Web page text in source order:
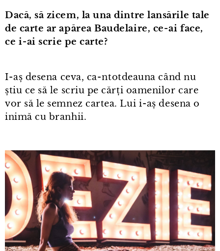
Dacă, să zicem, la una dintre lansările tale
de carte ar apărea Baudelaire, ce⁠-⁠ai face,
ce i⁠-⁠ai scrie pe carte?
I⁠-⁠aș desena ceva, ca⁠-⁠ntotdeauna când nu
știu ce să le scriu pe cărți oamenilor care
vor să le semnez cartea. Lui i⁠-⁠aș desena o
inimă cu branhii.